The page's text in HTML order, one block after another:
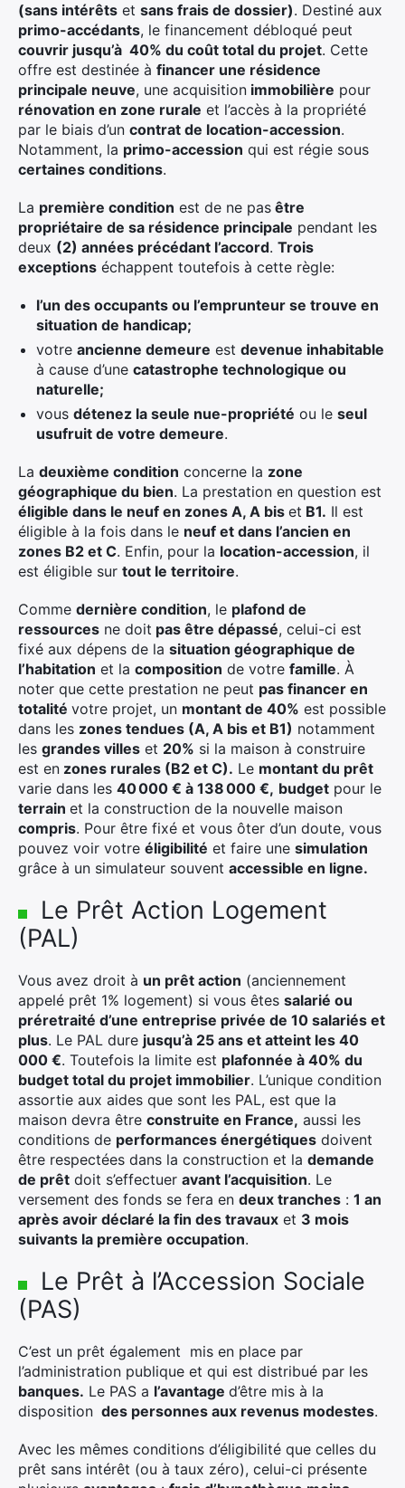
(sans intérêts et sans frais de dossier). Destiné aux
primo-accédants, le financement débloqué peut
couvrir jusqu’à 40% du coût total du projet. Cette
offre est destinée à financer une résidence
principale neuve, une acquisition immobilière pour
rénovation en zone rurale et l’accès à la propriété
par le biais d’un contrat de location-accession.
Notamment, la primo-accession qui est régie sous
certaines conditions.
La première condition est de ne pas être
propriétaire de sa résidence principale pendant les
deux (2) années précédant l’accord. Trois
exceptions échappent toutefois à cette règle:
l’un des occupants ou l’emprunteur se trouve en
situation de handicap;
votre ancienne demeure est devenue inhabitable
à cause d’une catastrophe technologique ou
naturelle;
vous détenez la seule nue-propriété ou le seul
usufruit de votre demeure.
La deuxième condition concerne la zone
géographique du bien. La prestation en question est
éligible dans le neuf en zones A, A bis et B1. Il est
éligible à la fois dans le neuf et dans l’ancien en
zones B2 et C. Enfin, pour la location-accession, il
est éligible sur tout le territoire.
Comme dernière condition, le plafond de
ressources ne doit pas être dépassé, celui-ci est
fixé aux dépens de la situation géographique de
l’habitation et la composition de votre famille. À
noter que cette prestation ne peut pas financer en
totalité votre projet, un montant de 40% est possible
dans les zones tendues (A, A bis et B1) notamment
les grandes villes et 20% si la maison à construire
est en zones rurales (B2 et C). Le montant du prêt
varie dans les 40 000 € à 138 000 €, budget pour le
terrain et la construction de la nouvelle maison
compris. Pour être fixé et vous ôter d’un doute, vous
pouvez voir votre éligibilité et faire une simulation
grâce à un simulateur souvent accessible en ligne.
Le Prêt Action Logement
(PAL)
Vous avez droit à un prêt action (anciennement
appelé prêt 1% logement) si vous êtes salarié ou
préretraité d’une entreprise privée de 10 salariés et
plus. Le PAL dure jusqu’à 25 ans et atteint les 40
000 €. Toutefois la limite est plafonnée à 40% du
budget total du projet immobilier. L’unique condition
assortie aux aides que sont les PAL, est que la
maison devra être construite en France, aussi les
conditions de performances énergétiques doivent
être respectées dans la construction et la demande
de prêt doit s’effectuer avant l’acquisition. Le
versement des fonds se fera en deux tranches : 1 an
après avoir déclaré la fin des travaux et 3 mois
suivants la première occupation.
Le Prêt à l’Accession Sociale
(PAS)
C’est un prêt également mis en place par
l’administration publique et qui est distribué par les
banques. Le PAS a l’avantage d’être mis à la
disposition des personnes aux revenus modestes.
Avec les mêmes conditions d’éligibilité que celles du
prêt sans intérêt (ou à taux zéro), celui-ci présente